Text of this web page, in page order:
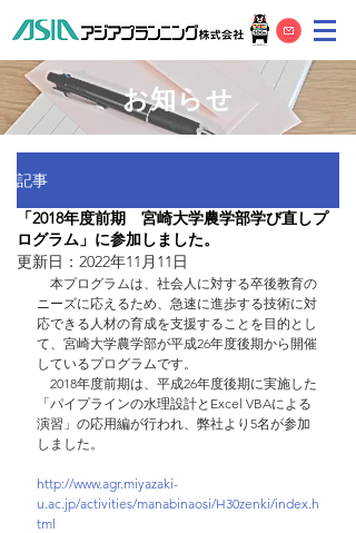
お知らせ
記事
「2018年度前期 宮崎大学農学部学び直しプ
ログラム」に参加しました。
更新日： 2022年11月11日
本プログラムは、社会人に対する卒後教育の
ニーズに応えるため、急速に進歩する技術に対
応できる人材の育成を支援することを目的とし
て、宮崎大学農学部が平成26年度後期から開催
しているプログラムです。
2018年度前期は、平成26年度後期に実施した
「パイプラインの水理設計とExcel VBAによる
演習」の応用編が行われ、弊社より5名が参加
しました。
http://www.agr.miyazaki-
u.ac.jp/activities/manabinaosi/H30zenki/index.h
tml